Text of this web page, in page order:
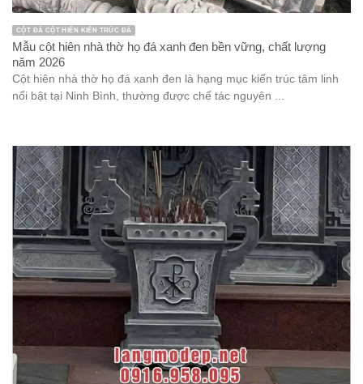
CỘT ĐÁ CỘT HIÊN KIẾN TRÚC ĐÁ
Mẫu cột hiên nhà thờ họ đá xanh đen bền vững, chất lượng
năm 2026
Cột hiên nhà thờ họ đá xanh đen là hạng mục kiến trúc tâm linh
nổi bật tại Ninh Bình, thường được chế tác nguyên ...